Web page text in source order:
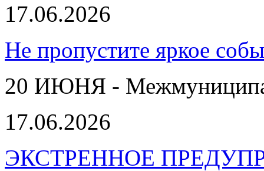
17.06.2026
Не пропустите яркое
20 ИЮНЯ -
17.06.2026
ЭКСТРЕННОЕ